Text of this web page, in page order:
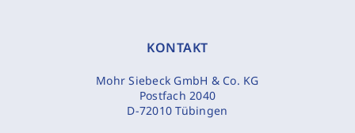
KONTAKT
Mohr Siebeck GmbH & Co. KG
Postfach 2040
D-72010 Tübingen